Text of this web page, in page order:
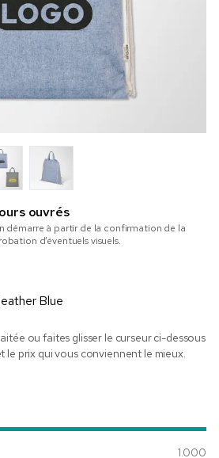
ouvrés
démarre à partir de la confirmation de la
d’éventuels visuels.
Blue
ou faites glisser le curseur ci-dessous
prix qui vous conviennent le mieux.
1.000